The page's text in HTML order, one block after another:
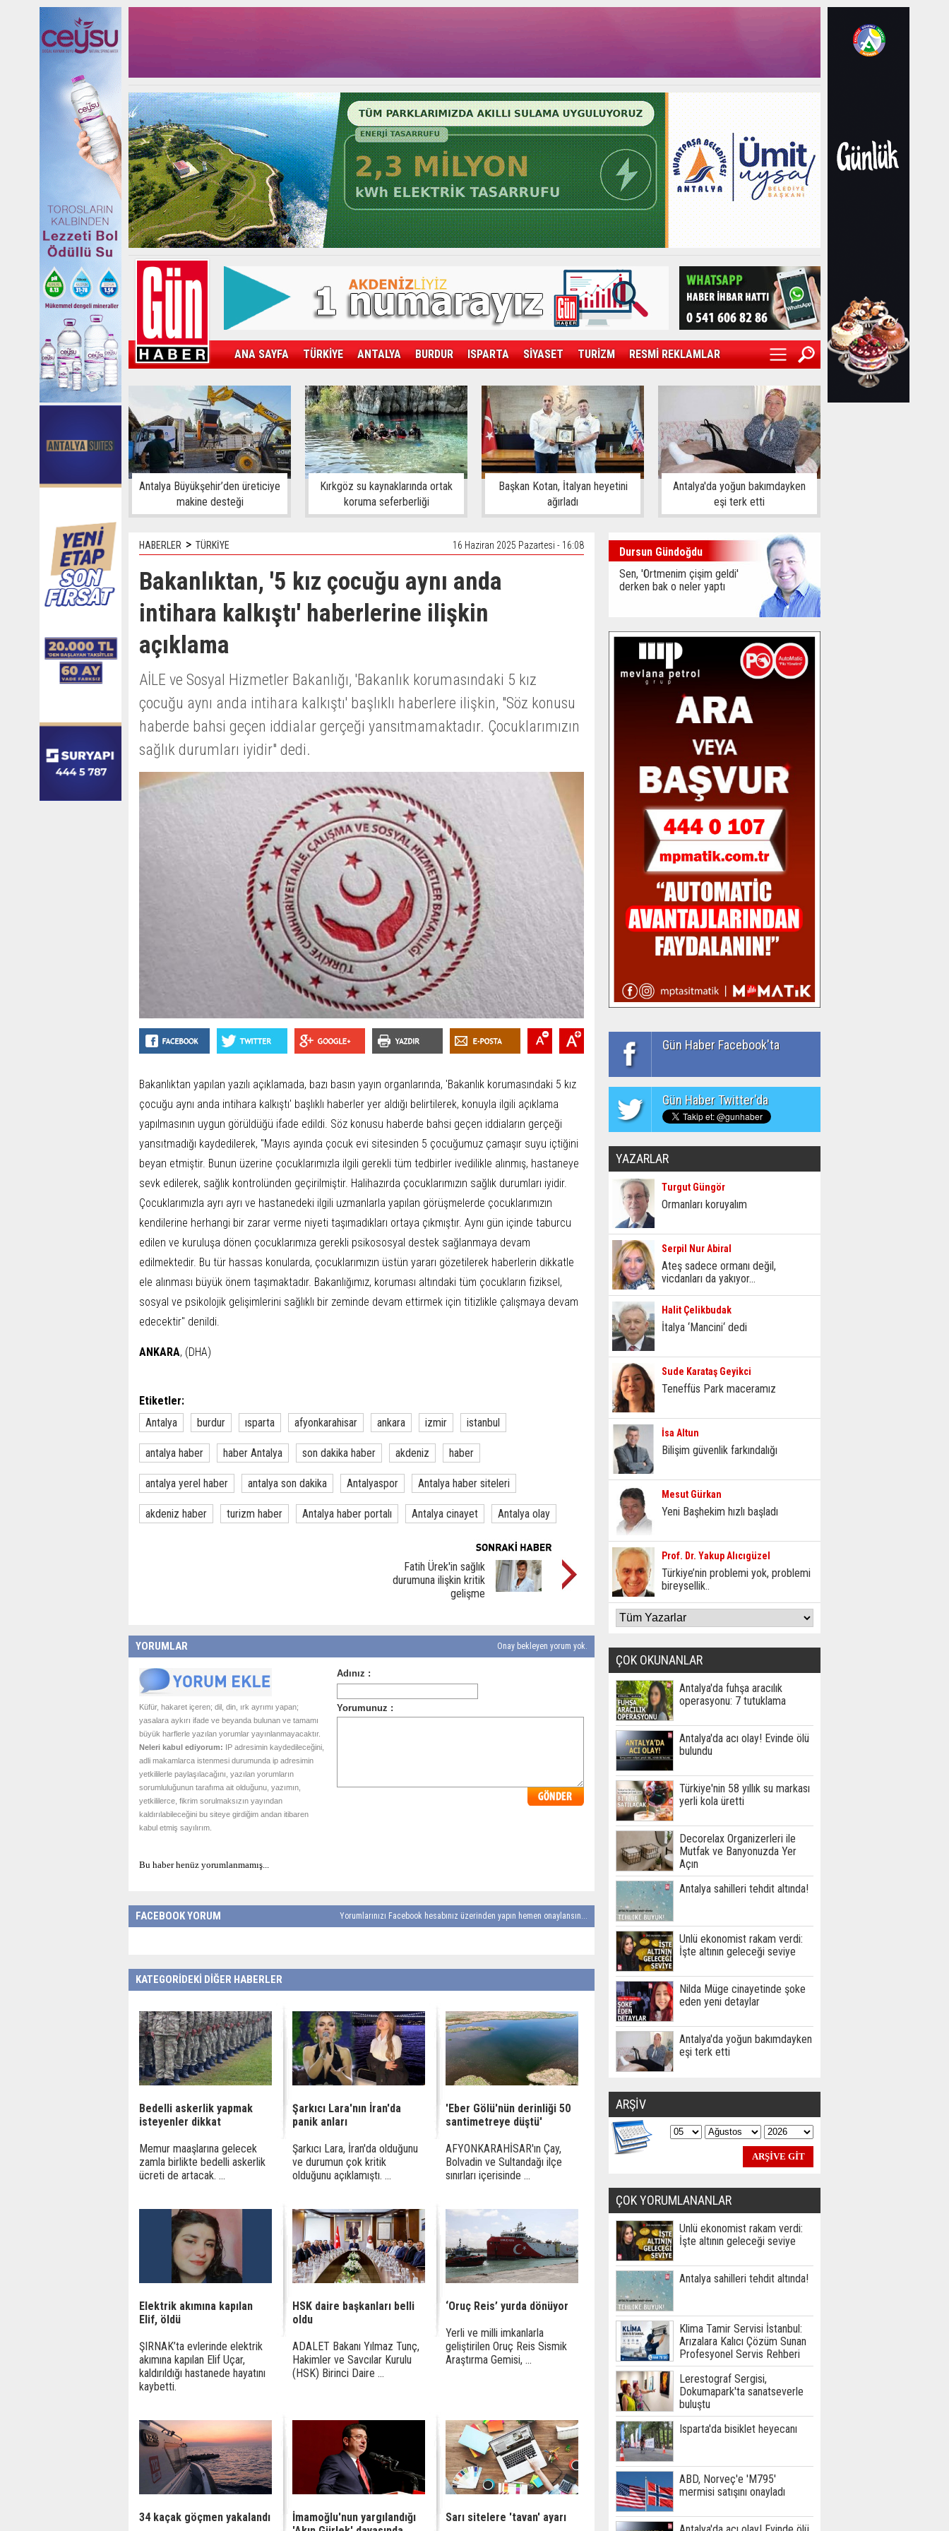
ANA SAYFA TÜRKİYE ANTALYA BURDUR ISPARTA SİYASET TURİZM RESMİ REKLAMLAR
KAMPÜS SPOR GÜN'ÜN ÜRÜNÜ SAĞLIK EKONOMİ DÜNYA
Antalya Büyükşehir’den üreticiye
makine desteği
Kırkgöz su kaynaklarında ortak
koruma seferberliği
Başkan Kotan, İtalyan heyetini
ağırladı
Antalya'da yoğun bakımdayken
eşi terk etti
HABERLER > TÜRKİYE 16 Haziran 2025 Pazartesi - 16:08
Bakanlıktan, '5 kız çocuğu aynı anda
intihara kalkıştı' haberlerine ilişkin
açıklama
AİLE ve Sosyal Hizmetler Bakanlığı, 'Bakanlık korumasındaki 5 kız
çocuğu aynı anda intihara kalkıştı' başlıklı haberlere ilişkin, "Söz konusu
haberde bahsi geçen iddialar gerçeği yansıtmamaktadır. Çocuklarımızın
sağlık durumları iyidir" dedi.
Bakanlıktan yapılan yazılı açıklamada, bazı basın yayın organlarında, 'Bakanlık korumasındaki 5 kız
çocuğu aynı anda intihara kalkıştı' başlıklı haberler yer aldığı belirtilerek, konuyla ilgili açıklama
yapılmasının uygun görüldüğü ifade edildi. Söz konusu haberde bahsi geçen iddiaların gerçeği
yansıtmadığı kaydedilerek, "Mayıs ayında çocuk evi sitesinden 5 çocuğumuz çamaşır suyu içtiğini
beyan etmiştir. Bunun üzerine çocuklarımızla ilgili gerekli tüm tedbirler ivedilikle alınmış, hastaneye
sevk edilerek, sağlık kontrolünden geçirilmiştir. Halihazırda çocuklarımızın sağlık durumları iyidir.
Çocuklarımızla ayrı ayrı ve hastanedeki ilgili uzmanlarla yapılan görüşmelerde çocuklarımızın
kendilerine herhangi bir zarar verme niyeti taşımadıkları ortaya çıkmıştır. Aynı gün içinde taburcu
edilen ve kuruluşa dönen çocuklarımıza gerekli psikososyal destek sağlanmaya devam
edilmektedir. Bu tür hassas konularda, çocuklarımızın üstün yararı gözetilerek haberlerin dikkatle
ele alınması büyük önem taşımaktadır. Bakanlığımız, koruması altındaki tüm çocukların fiziksel,
sosyal ve psikolojik gelişimlerini sağlıklı bir zeminde devam ettirmek için titizlikle çalışmaya devam
edecektir" denildi.
ANKARA, (DHA)
Etiketler:
Antalya
burdur ısparta afyonkarahisar ankara izmir istanbul
antalya haber haber Antalya son dakika haber akdeniz haber
antalya yerel haber antalya son dakika Antalyaspor Antalya haber siteleri
akdeniz haber turizm haber Antalya haber portalı Antalya cinayet Antalya olay
Fatih Ürek'in sağlık
durumuna ilişkin kritik
gelişme
YORUMLAR Onay bekleyen yorum yok.
Küfür, hakaret içeren; dil, din, ırk ayrımı yapan;
yasalara aykırı ifade ve beyanda bulunan ve tamamı
büyük harflerle yazılan yorumlar yayınlanmayacaktır.
Neleri kabul ediyorum: IP adresimin kaydedileceğini,
adli makamlarca istenmesi durumunda ip adresimin
yetkililerle paylaşılacağını, yazılan yorumların
sorumluluğunun tarafıma ait olduğunu, yazımın,
yetkililerce, fikrim sorulmaksızın yayından
kaldırılabileceğini bu siteye girdiğim andan itibaren
kabul etmiş sayılırım.
Bu haber henüz yorumlanmamış...
FACEBOOK YORUM Yorumlarınızı Facebook hesabınız üzerinden yapın hemen onaylansın...
KATEGORİDEKİ DİĞER HABERLER
Bedelli askerlik yapmak
isteyenler dikkat
Memur maaşlarına gelecek
zamla birlikte bedelli askerlik
ücreti de artacak. ...
Şarkıcı Lara'nın İran'da
panik anları
Şarkıcı Lara, İran'da olduğunu
ve durumun çok kritik
olduğunu açıklamıştı. ...
'Eber Gölü'nün derinliği 50
santimetreye düştü'
AFYONKARAHİSAR'ın Çay,
Bolvadin ve Sultandağı ilçe
sınırları içerisinde ...
Elektrik akımına kapılan
Elif, öldü
ŞIRNAK’ta evlerinde elektrik
akımına kapılan Elif Uçar,
kaldırıldığı hastanede hayatını
kaybetti.
HSK daire başkanları belli
oldu
ADALET Bakanı Yılmaz Tunç,
Hakimler ve Savcılar Kurulu
(HSK) Birinci Daire ...
‘Oruç Reis’ yurda dönüyor
Yerli ve milli imkanlarla
geliştirilen Oruç Reis Sismik
Araştırma Gemisi, ...
34 kaçak göçmen yakalandı
İmamoğlu'nun yargılandığı
Sarı sitelere 'tavan' ayarı
Dursun Gündoğdu
Sen, 'Örtmenim çişim geldi'
derken bak o neler yaptı
Gün Haber Facebook'ta
Gün Haber Twitter'da
YAZARLAR
Turgut Güngör
Ormanları koruyalım
Serpil Nur Abiral
Ateş sadece ormanı değil,
vicdanları da yakıyor...
Halit Çelikbudak
İtalya ‘Mancini‘ dedi
Sude Karataş Geyikci
Teneffüs Park maceramız
İsa Altun
Bilişim güvenlik farkındalığı
Mesut Gürkan
Yeni Başhekim hızlı başladı
Prof. Dr. Yakup Alıcıgüzel
Türkiye’nin problemi yok, problemi
bireysellik..
ÇOK OKUNANLAR
Antalya'da fuhşa aracılık
operasyonu: 7 tutuklama
Antalya'da acı olay! Evinde ölü
bulundu
Türkiye'nin 58 yıllık su markası
yerli kola üretti
Decorelax Organizerleri ile
Mutfak ve Banyonuzda Yer
Açın
Antalya sahilleri tehdit altında!
Ünlü ekonomist rakam verdi:
İşte altının geleceği seviye
Nilda Müge cinayetinde şoke
eden yeni detaylar
Antalya'da yoğun bakımdayken
eşi terk etti
ARŞİV
ÇOK YORUMLANANLAR
Ünlü ekonomist rakam verdi:
İşte altının geleceği seviye
Antalya sahilleri tehdit altında!
Klima Tamir Servisi İstanbul:
Arızalara Kalıcı Çözüm Sunan
Profesyonel Servis Rehberi
Lerestograf Sergisi,
Dokumapark'ta sanatseverle
buluştu
Isparta'da bisiklet heyecanı
ABD, Norveç'e 'M795'
mermisi satışını onayladı